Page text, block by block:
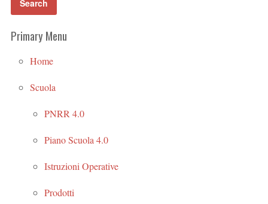
Primary Menu
Home
Scuola
PNRR 4.0
Piano Scuola 4.0
Istruzioni Operative
Prodotti